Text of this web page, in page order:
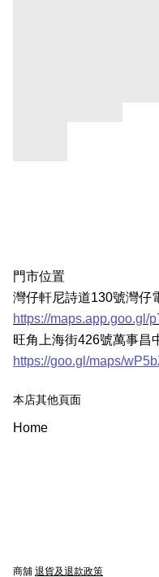
門市位置
灣仔軒尼詩道130號灣仔
https://maps.app.goo.gl/
旺角上海街426號萬事昌
https://goo.gl/maps/
本店其他頁面
Home
商舖 退貨及退款政策